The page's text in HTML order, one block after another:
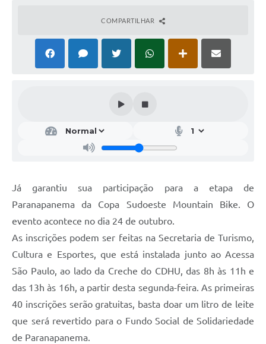
Diário Oficial
A Nossa Cidade
COMPARTILHAR
Já garantiu sua participação para a etapa de
Paranapanema da Copa Sudoeste Mountain Bike. O
evento acontece no dia 24 de outubro.
As inscrições podem ser feitas na Secretaria de Turismo,
Cultura e Esportes, que está instalada junto ao Acessa
São Paulo, ao lado da Creche do CDHU, das 8h às 11h e
das 13h às 16h, a partir desta segunda-feira. As primeiras
40 inscrições serão gratuitas, basta doar um litro de leite
que será revertido para o Fundo Social de Solidariedade
de Paranapanema.